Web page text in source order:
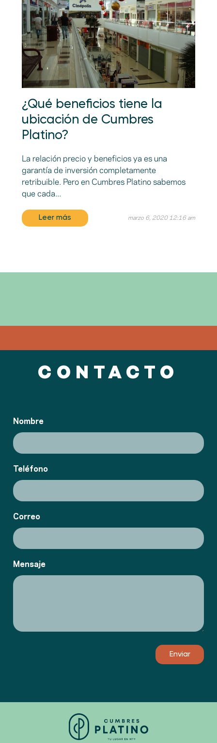
¿Qué beneficios tiene la
ubicación de Cumbres
Platino?
La relación precio y beneficios ya es una
garantía de inversión completamente
retribuible. Pero en Cumbres Platino sabemos
que cada...
Leer más marzo 6, 2020 12:16 am
CONTACTO
Nombre
Teléfono
Correo
Mensaje